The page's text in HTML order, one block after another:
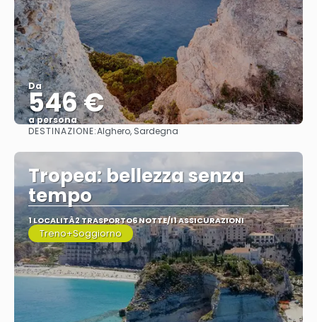
Da
546 €
a persona
Vedere
DESTINAZIONE:Alghero, Sardegna
Tropea: bellezza senza
tempo
1 LOCALITÀ2 TRASPORTO6 NOTTE/I1 ASSICURAZIONI
Treno+Soggiorno